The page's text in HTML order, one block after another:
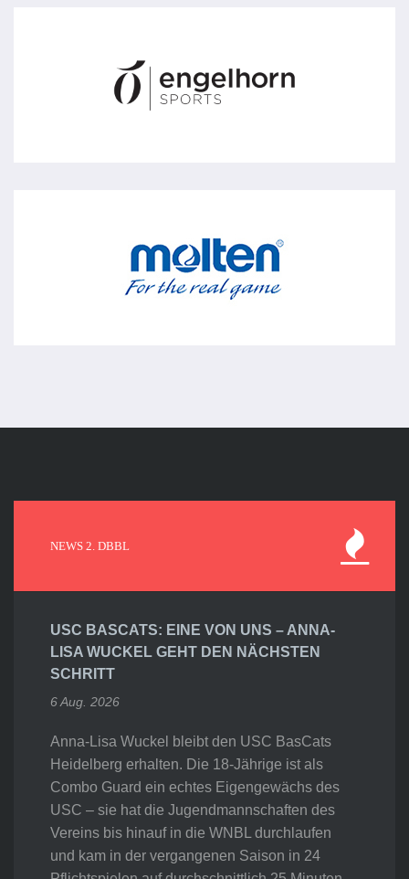
NEWS 2. DBBL
USC BASCATS: EINE VON UNS – ANNA-
LISA WUCKEL GEHT DEN NÄCHSTEN
SCHRITT
6 Aug. 2026
Anna-Lisa Wuckel bleibt den USC BasCats
Heidelberg erhalten. Die 18-Jährige ist als
Combo Guard ein echtes Eigengewächs des
USC – sie hat die Jugendmannschaften des
Vereins bis hinauf in die WNBL durchlaufen
und kam in der vergangenen Saison in 24